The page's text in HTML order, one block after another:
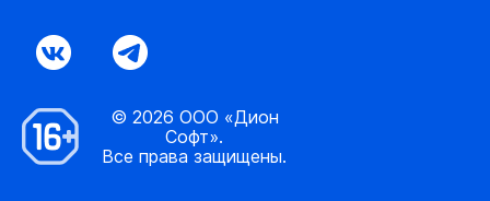
© 2026 ООО «Дион
Софт».
Все права защищены.